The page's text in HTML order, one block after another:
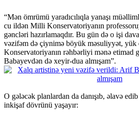
“Mən ömrümü yaradıcılıqla yanaşı
cu ildən Milli Konservatoriyanın
gəncləri hazırlamaqdır. Bu gün də o işi
vəzifəm də çiynimə böyük məsuliyyət,
Konservatoriyanın rəhbərliyi mənə etimad
Babayevdən də xeyir-dua almışam”.
O gələcək planlardan da danışıb, əlavə
inkişaf dövrünü yaşayır: